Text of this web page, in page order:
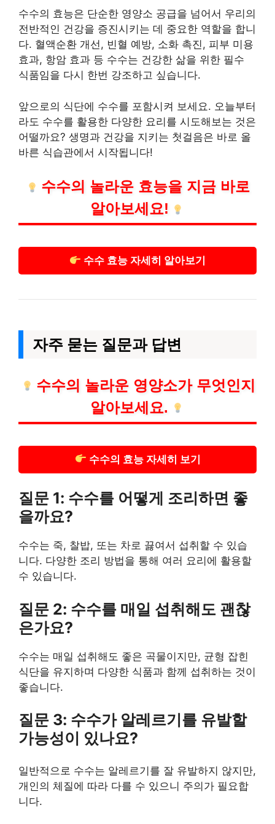
수수의 효능은 단순한 영양소 공급을 넘어서 우리의
전반적인 건강을 증진시키는 데 중요한 역할을 합니
다. 혈액순환 개선, 빈혈 예방, 소화 촉진, 피부 미용
효과, 항암 효과 등 수수는 건강한 삶을 위한 필수
식품임을 다시 한번 강조하고 싶습니다.
앞으로의 식단에 수수를 포함시켜 보세요. 오늘부터
라도 수수를 활용한 다양한 요리를 시도해보는 것은
어떨까요? 생명과 건강을 지키는 첫걸음은 바로 올
바른 식습관에서 시작됩니다!
수수의 놀라운 효능을 지금 바로
알아보세요!
수수 효능 자세히 알아보기
자주 묻는 질문과 답변
수수의 놀라운 영양소가 무엇인지
알아보세요.
수수의 효능 자세히 보기
질문 1: 수수를 어떻게 조리하면 좋
을까요?
수수는 죽, 찰밥, 또는 차로 끓여서 섭취할 수 있습
니다. 다양한 조리 방법을 통해 여러 요리에 활용할
수 있습니다.
질문 2: 수수를 매일 섭취해도 괜찮
은가요?
수수는 매일 섭취해도 좋은 곡물이지만, 균형 잡힌
식단을 유지하며 다양한 식품과 함께 섭취하는 것이
좋습니다.
질문 3: 수수가 알레르기를 유발할
가능성이 있나요?
일반적으로 수수는 알레르기를 잘 유발하지 않지만,
개인의 체질에 따라 다를 수 있으니 주의가 필요합
니다.